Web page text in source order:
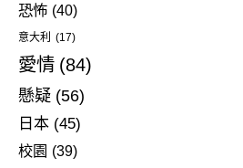
恐怖 (40)
意大利 (17)
愛情 (84)
懸疑 (56)
日本 (45)
校園 (39)